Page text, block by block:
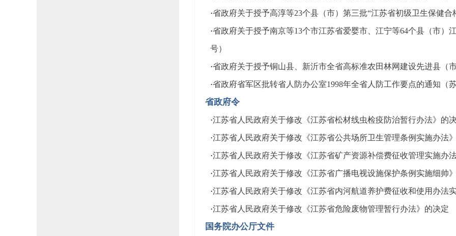
·省政府关于授予高淳等23个县（市）第三批“江苏省初级卫生保健
·省政府关于授予南京等13个市江苏省爱婴市、江宁等64个县（市）
号）
·省政府关于授予铜山县、新沂市全省高标准农田林网建设先进县（
·省政府省军区批转省人防办公室1998年全省人防工作要点的通知（
省政府令
·江苏省人民政府关于修改《江苏省松材线虫检疫防治暂行办法》的
·江苏省人民政府关于修改《江苏省公共场所卫生管理条例实施办法
·江苏省人民政府关于修改《江苏省矿产资源补偿费征收管理实施办
·江苏省人民政府关于修改《江苏省广播电视设施保护条例实施细帅
·江苏省人民政府关于修改《江苏省内河航道养护费征收和使用办法
·江苏省人民政府关于修改《江苏省危险废物管理暂行办法》的决定
国务院办公厅文件